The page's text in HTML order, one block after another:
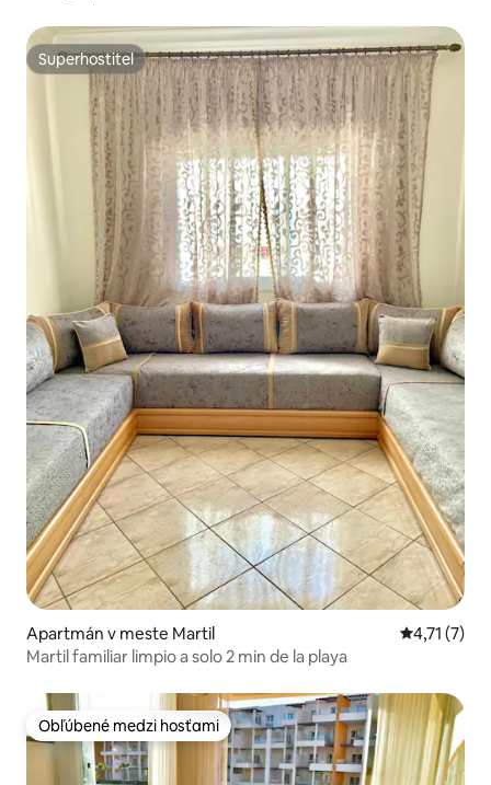
Superhostiteľ
Superhostiteľ
Apartmán v meste Martil Priemerné
4,71 (7)
Martil familiar limpio a solo 2 min de la playa
Obľúbené medzi hosťami
Obľúbené medzi hosťami